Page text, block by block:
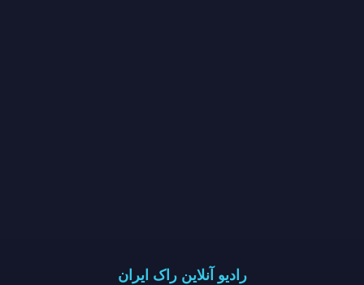
رادیو آنلاین راک ایران